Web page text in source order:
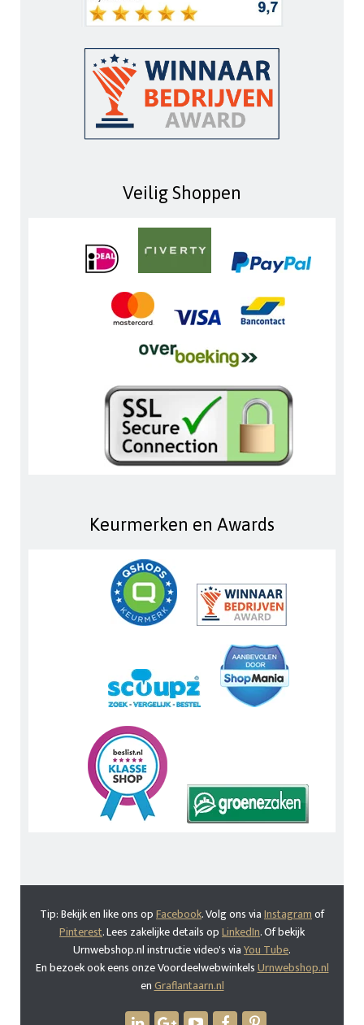
Veilig Shoppen
Keurmerken en Awards
Tip: Bekijk en like ons opFacebook. Volg ons viaInstagramof
Pinterest. Lees zakelijke details opLinkedIn. Of bekijk
Urnwebshop.nl instructie video's viaYou Tube.
En bezoek ook eens onze VoordeelwebwinkelsUrnwebshop.nl
enGraflantaarn.nl